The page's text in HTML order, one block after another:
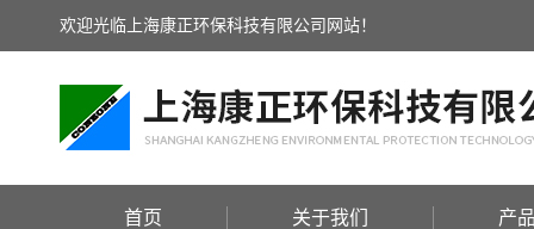
欢迎光临上海康正环保科技有限公司网站！
首页 关于我们 产